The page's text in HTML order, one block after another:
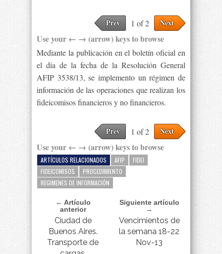
Prev 1 of 2 Next
Use your ← → (arrow) keys to browse
Mediante la publicación en el boletín oficial en
el día de la fecha de la Resolución General
AFIP 3538/13, se implemento un régimen de
información de las operaciones que realizan los
fideicomisos financieros y no financieros.
Prev 1 of 2 Next
Use your ← → (arrow) keys to browse
ARTÍCULOS RELACIONADOS AFIP
FIDEI
FIDEICOMISOS
PROCEDIMIENTO
REGIMENES DE INFORMACIÓN
← Artículo
anterior
Ciudad de
Buenos Aires.
Transporte de
Siguiente artículo
→
Vencimientos de
la semana 18-22
Nov-13